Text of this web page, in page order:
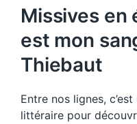
Missives en
est mon
Thiebaut
Entre nos lignes,
littéraire pour